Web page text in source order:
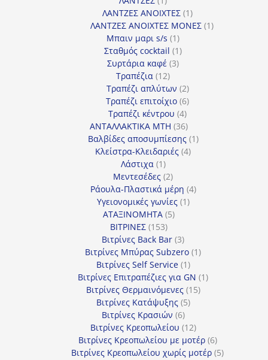
προϊόν
ΛΑΝΤΖΕΣ ΑΝΟΙΧΤΕΣ 11
προϊόν
ΛΑΝΤΖΕΣ ΑΝΟΙΧΤΕΣ ΜΟΝΕΣ 11
Μπαιν μαρι s/s 11
προϊόν
Σταθμός cocktail 11
Συρτάρια καφέ 33
Τραπέζια 1212
προϊόντα
Τραπέζι απλύτων 22
προϊόντα
Τραπέζι επιτοίχιο 66
προϊόντα
Τραπέζι κέντρου 44
προϊόντα
ΑΝΤΑΛΛΑΚΤΙΚΑ MTH 3636
προϊόντα
Βαλβίδες αποσυμπίεσης 11
Κλείστρα-Κλειδαριές 44
Λάστιχα 11
προϊόν
Μεντεσέδες 22
προϊόντα
Ράουλα-Πλαστικά μέρη 44
Υγειονομικές γωνίες 11
ΑΤΑΞΙΝΟΜΗΤΑ 55
ΒΙΤΡΙΝΕΣ 153153
προϊόντα
Βιτρίνες Back Bar 33
προϊόντα
Βιτρίνες Mπύρας Subzero 11
Βιτρίνες Self Service 11
προϊόν
Βιτρίνες Επιτραπέζιες για GN 11
Βιτρίνες Θερμαινόμενες 1515
Βιτρίνες Κατάψυξης 55
Βιτρίνες Κρασιών 66
προϊόντα
Βιτρίνες Κρεοπωλείου 1212
προϊόντα
Βιτρίνες Κρεοπωλείου με μοτέρ 66
προϊόντα
Βιτρίνες Κρεοπωλείου χωρίς μοτέρ 55